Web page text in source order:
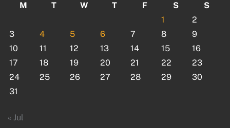
M
T W T F S
S
1
2
3
4 5 6 7 8
9
10
11 12 13 14 15
16
17
18 19 20 21 22
23
24
25 26 27 28 29
30
31
« Jul